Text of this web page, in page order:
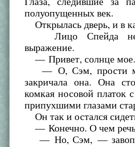
полуопущенных век.
Открылась дверь, и в
Лицо Спейда
выражение.
— Привет, солнце мое.
— О, Сэм, прости
закричала она. Она
комкая носовой платок
припухшими глазами
Он так и остался
— Конечно. О чем
— Но, Сэм, —